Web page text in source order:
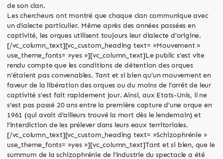
de son clan.
Les chercheurs ont montré que chaque clan communique avec
un dialecte particulier. Même après des années passées en
captivité, les orques utilisent toujours leur dialecte d’origine.
[/vc_column_text][vc_custom_heading text= »Mouvement »
use_theme_fonts= »yes »][vc_column_text]Le public s’est vite
rendu compte que les conditions de détention des orques
n’étaient pas convenables. Tant et si bien qu’un mouvement en
faveur de la libération des orques ou du moins de l’arrêt de leur
captivité s’est fait rapidement jour. Ainsi, aux Etats-Unis, il ne
s’est pas passé 20 ans entre la première capture d’une orque en
1961 (qui avait d’ailleurs trouvé la mort dès le lendemain) et
l’interdiction de les prélever dans leurs eaux territoriales.
[/vc_column_text][vc_custom_heading text= »Schizophrénie »
use_theme_fonts= »yes »][vc_column_text]Tant et si bien, que le
summum de la schizophrénie de l’industrie du spectacle a été